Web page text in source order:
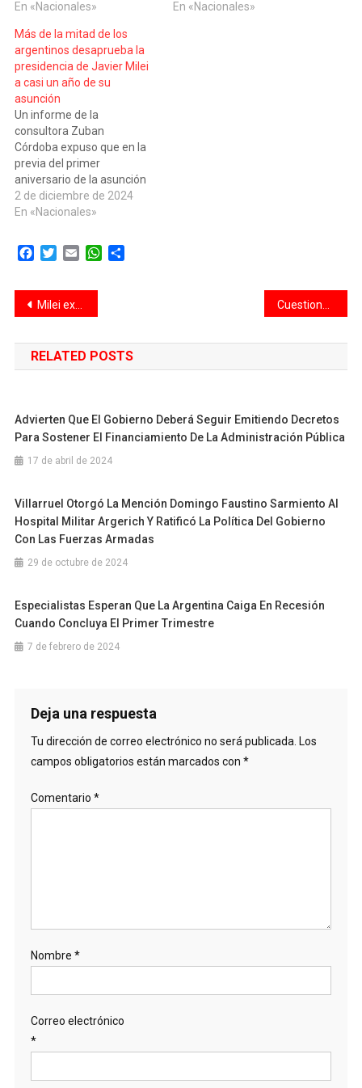
En «Nacionales» En «Nacionales»
Más de la mitad de los
argentinos desaprueba la
presidencia de Javier Milei
a casi un año de su
asunción
Un informe de la
consultora Zuban
Córdoba expuso que en la
previa del primer
aniversario de la asunción
presidencial de Javier Milei,
que se cumplirá el 10 de
de los argentinos
desaprueba la gestión del
basado en una muestra de
1.800 casos, advirtió que el
2 de diciembre de 2024
En «Nacionales»
Facebook
TwitterEmail WhatsApp
Navegación
de
entradas
Milei expondrá sobre el Presupuesto 2025 el domingo en el Congreso por cadena nacional
RELATED POSTS
Advierten Que El Gobierno Deberá Seguir Emitiendo Decretos
Para Sostener El Financiamiento De La Administración Pública
17 de abril de 2024
Villarruel Otorgó La Mención Domingo Faustino Sarmiento Al
Hospital Militar Argerich Y Ratificó La Política Del Gobierno
Con Las Fuerzas Armadas
29 de octubre de 2024
Especialistas Esperan Que La Argentina Caiga En Recesión
Cuando Concluya El Primer Trimestre
7 de febrero de 2024
Deja una respuesta
Tu dirección de correo electrónico no será publicada. Los
campos obligatorios están marcados con *
Comentario *
Nombre *
Correo electrónico
*